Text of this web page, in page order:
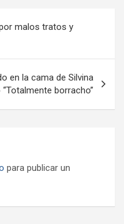
ail
tir
malos tratos y
en la cama de Silvina
borracho”
para publicar un